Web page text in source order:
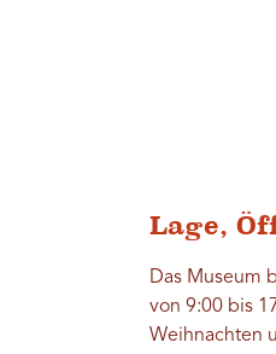
Lage,
Das Museum
von 9:00 bis
Weihnachten